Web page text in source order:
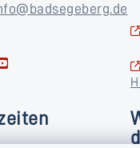
youtube